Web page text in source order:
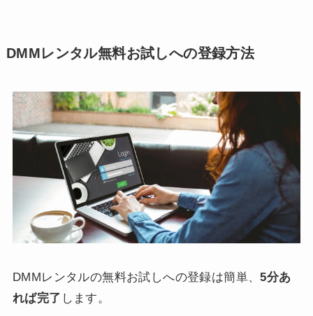
DMMレンタル無料お試しへの登録方法
DMMレンタルの無料お試しへの登録は簡単、5分あ
れば完了 します。